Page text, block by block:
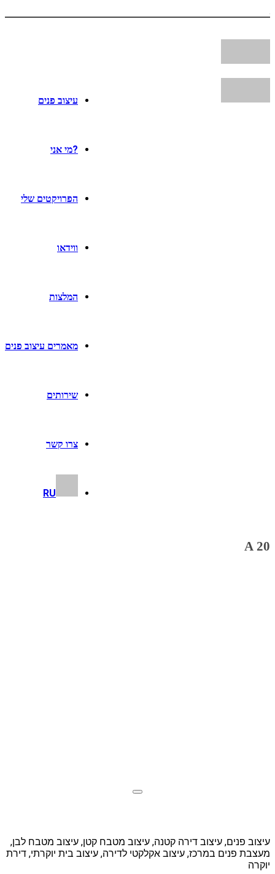
עיצוב פנים
?מי אני
הפרויקטים שלי
ווידאו
המלצות
מאמרים עיצוב פנים
שירותים
צרו קשר
RU
20 A
עיצוב פנים, עיצוב דירה קטנה, עיצוב מטבח קטן, עיצוב מטבח לבן,
מעצבת פנים במרכז, עיצוב אקלקטי לדירה, עיצוב בית יוקרתי, דירת
יוקרה